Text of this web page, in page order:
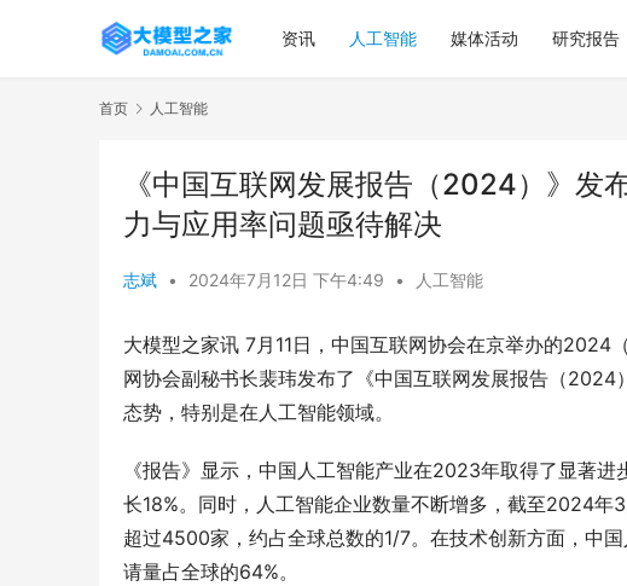
资讯 人工智能 媒体活动 研究报告
首页 人工智能
《中国互联网发展报告（2024）》发
力与应用率问题亟待解决
志斌 • 2024年7月12日 下午4:49 • 人工智能
大模型之家讯 7月11日，中国互联网协会在京举办的2024
网协会副秘书长裴玮发布了《中国互联网发展报告（
态势，特别是在人工智能领域。
《报告》显示，中国人工智能产业在2023年取得了显著
长18%。同时，人工智能企业数量不断增多，截至2024
超过4500家，约占全球总数的1/7。在技术创新方面，中
请量占全球的64%。